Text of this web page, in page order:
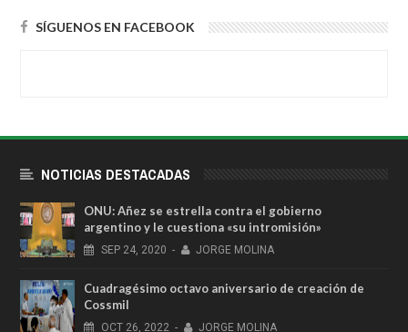
SÍGUENOS EN FACEBOOK
NOTICIAS DESTACADAS
ONU: Añez se estrella contra el gobierno
argentino y le cuestiona «su intromisión»
SEP 24, 2020 - JORGE MOLINA
Cuadragésimo octavo aniversario de creación de
Cossmil
OCT 26, 2022 - JORGE MOLINA